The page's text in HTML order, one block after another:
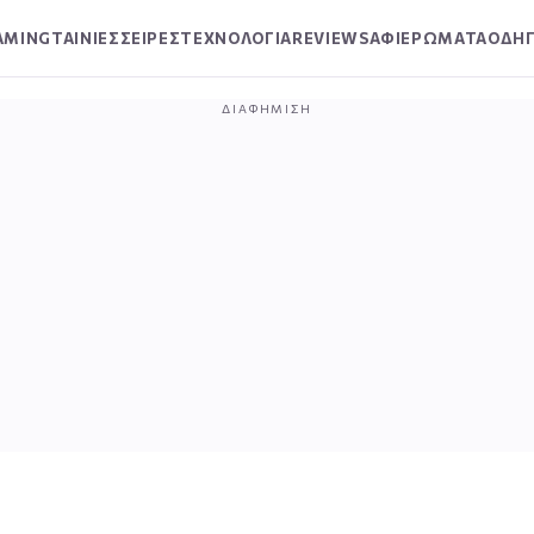
ΤΑΙΝΙΕΣΣΕΙΡΕΣΤΕΧΝΟΛΟΓΙΑREVIEWSΑΦΙΕΡΩΜΑΤΑ
ΔΙΑΦΉΜΙΣΗ